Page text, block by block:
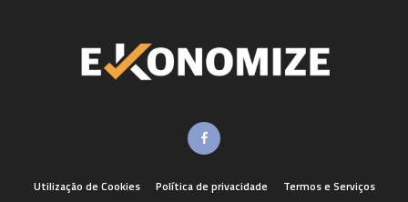
Utilização de Cookies Política de privacidade
Termos e Serviços